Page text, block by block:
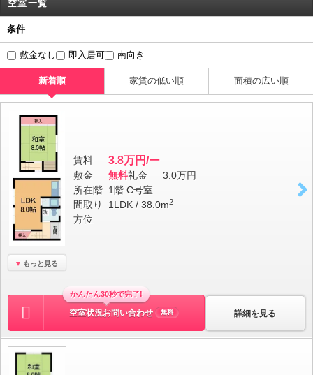
空室一覧
条件
敷金なし 即入居可 南向き
新着順 家賃の低い順 面積の広い順
もっと見る
賃料 3.8万円/ー
敷金 無料礼金
3.0万円
所在階 1階 C号室
間取り
1LDK / 38.0m2
方位
詳細を見る
かんたん30秒で完了!
空室状況お問い合わせ 無料